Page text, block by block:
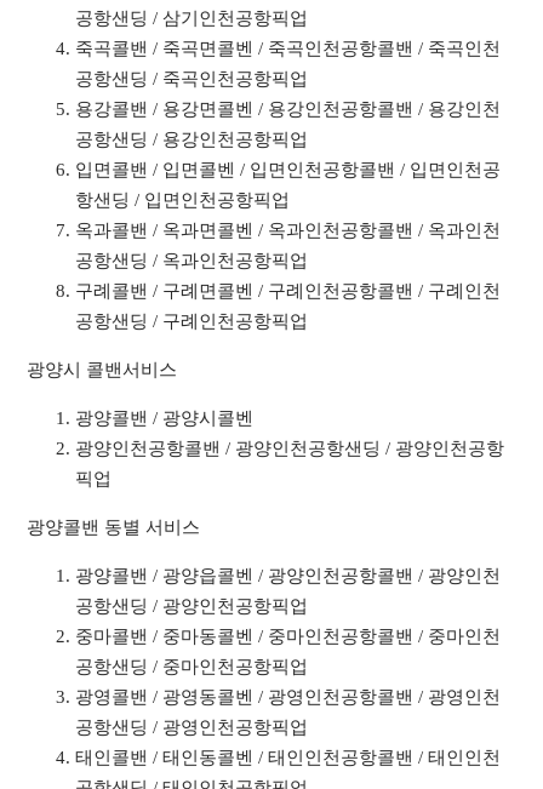
공항샌딩 / 삼기인천공항픽업
죽곡콜밴 / 죽곡면콜벤 / 죽곡인천공항콜밴 / 죽곡인천
공항샌딩 / 죽곡인천공항픽업
용강콜밴 / 용강면콜벤 / 용강인천공항콜밴 / 용강인천
공항샌딩 / 용강인천공항픽업
입면콜밴 / 입면콜벤 / 입면인천공항콜밴 / 입면인천공
항샌딩 / 입면인천공항픽업
옥과콜밴 / 옥과면콜벤 / 옥과인천공항콜밴 / 옥과인천
공항샌딩 / 옥과인천공항픽업
구례콜밴 / 구례면콜벤 / 구례인천공항콜밴 / 구례인천
공항샌딩 / 구례인천공항픽업
광양시 콜밴서비스
광양콜밴 / 광양시콜벤
광양인천공항콜밴 / 광양인천공항샌딩 / 광양인천공항
픽업
광양콜밴 동별 서비스
광양콜밴 / 광양읍콜벤 / 광양인천공항콜밴 / 광양인천
공항샌딩 / 광양인천공항픽업
중마콜밴 / 중마동콜벤 / 중마인천공항콜밴 / 중마인천
공항샌딩 / 중마인천공항픽업
광영콜밴 / 광영동콜벤 / 광영인천공항콜밴 / 광영인천
공항샌딩 / 광영인천공항픽업
태인콜밴 / 태인동콜벤 / 태인인천공항콜밴 / 태인인천